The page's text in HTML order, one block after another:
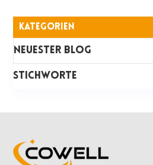
Kategorien
Neuester Blog
STICHWORTE